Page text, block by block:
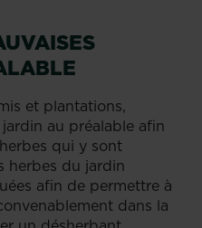
et plantations,
au préalable afin
qui y sont
herbes du jardin
afin de permettre à
dans la